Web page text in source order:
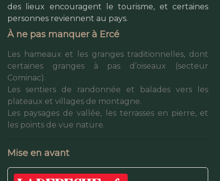
des lieux encouragent le tourisme, et certaines
personnes reviennent au pays.
À ne pas manquer à Ercé
Les hameaux et les granges traditionnelles, dont
certaines granges à pas d’oiseaux (secteur
Cominac).
Les sentiers de randonnée et balades vers les
plateaux et villages de montagne.
Les paysages de vallée, les terrasses en pierre, et
les points de vue nature.
Mise en avant